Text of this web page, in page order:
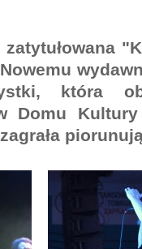
która
Domu Kultury